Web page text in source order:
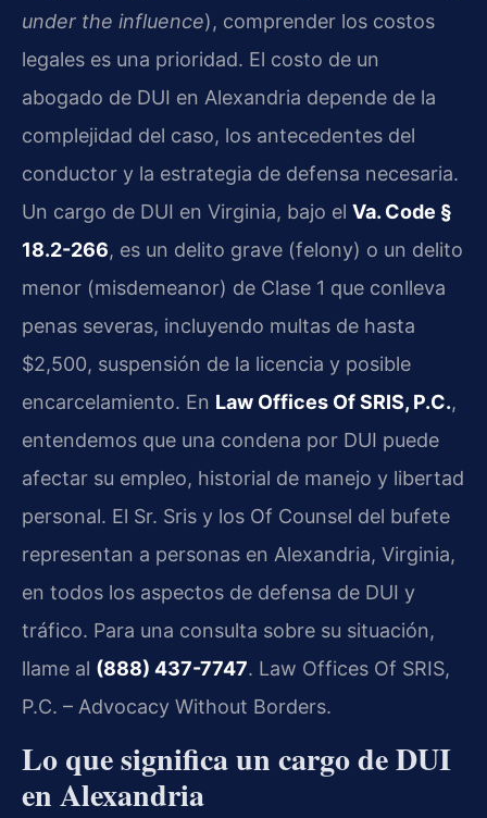
under the influence), comprender los costos
legales es una prioridad. El costo de un
abogado de DUI en Alexandria depende de la
complejidad del caso, los antecedentes del
conductor y la estrategia de defensa necesaria.
Un cargo de DUI en Virginia, bajo el Va. Code §
18.2-266, es un delito grave (felony) o un delito
menor (misdemeanor) de Clase 1 que conlleva
penas severas, incluyendo multas de hasta
$2,500, suspensión de la licencia y posible
encarcelamiento. En Law Offices Of SRIS, P.C.,
entendemos que una condena por DUI puede
afectar su empleo, historial de manejo y libertad
personal. El Sr. Sris y los Of Counsel del bufete
representan a personas en Alexandria, Virginia,
en todos los aspectos de defensa de DUI y
tráfico. Para una consulta sobre su situación,
llame al (888) 437-7747. Law Offices Of SRIS,
P.C. – Advocacy Without Borders.
Lo que significa un cargo de DUI
en Alexandria